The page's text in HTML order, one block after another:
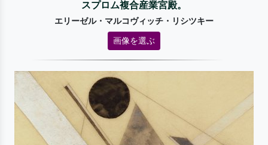
スプロム複合産業宮殿。
エリーゼル・マルコヴィッチ・リシツキー
画像を選ぶ